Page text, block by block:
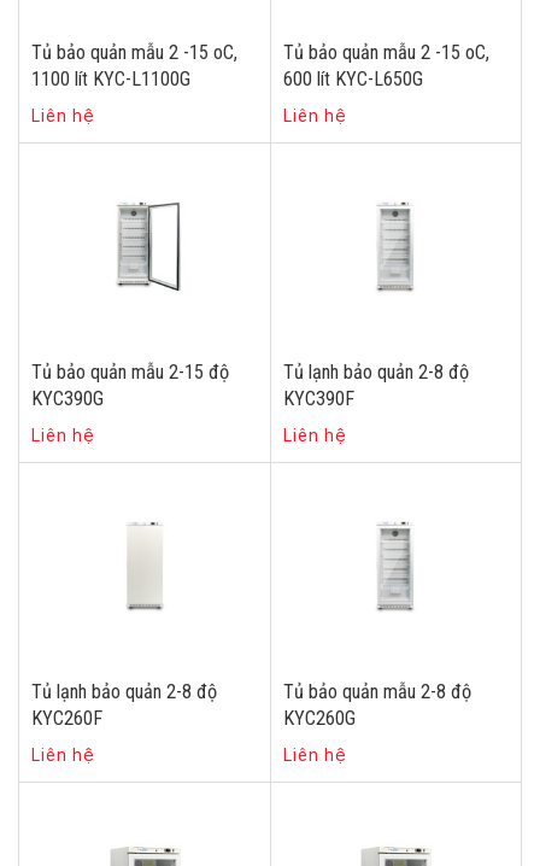
Tủ bảo quản mẫu 2 -15 oC,
1100 lít KYC-L1100G
Liên hệ
Tủ bảo quản mẫu 2 -15 oC,
600 lít KYC-L650G
Liên hệ
Tủ bảo quản mẫu 2-15 độ
KYC390G
Liên hệ
Tủ lạnh bảo quản 2-8 độ
KYC390F
Liên hệ
Tủ lạnh bảo quản 2-8 độ
KYC260F
Liên hệ
Tủ bảo quản mẫu 2-8 độ
KYC260G
Liên hệ